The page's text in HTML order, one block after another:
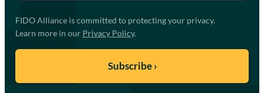
FIDO Alliance is committed to protecting your privacy.
Learn more in our Privacy Policy.